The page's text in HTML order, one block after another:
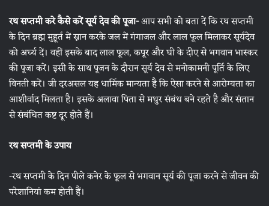
रथ सप्तमी करे कैसे करें सूर्य देव की पूजा-आप सभी को बता दें कि रथ सप्तमी
के दिन ब्रह्म मुहूर्त में स्नान करके जल में गंगाजल और लाल फूल मिलाकर सूर्यदेव
को अर्घ्य दें। वहीं इसके बाद लाल फूल, कपूर और घी के दीए से भगवान भास्कर
की पूजा करें। इसी के साथ पूजन के दौरान सूर्य देव से मनोकामनी पूर्ति के लिए
विनती करें। जी दरअसल यह धार्मिक मान्यता है कि ऐसा करने से आरोग्यता का
आशीर्वाद मिलता है। इसके अलावा पिता से मधुर संबंध बने रहते है और संतान
से संबंधित कष्ट दूर होते हैं।
रथ सप्तमी के उपाय
-रथ सप्तमी के दिन पीले कनेर के फूल से भगवान सूर्य की पूजा करने से जीवन की
परेशानियां कम होती हैं।